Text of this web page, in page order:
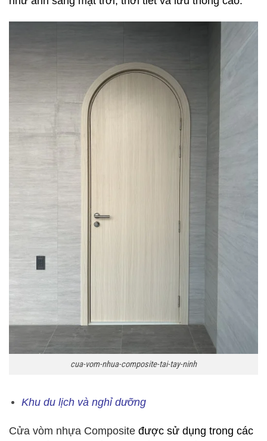
cua-vom-nhua-composite-tai-tay-ninh
Khu du lịch và nghỉ dưỡng
Cửa vòm nhựa Composite được sử dụng trong các